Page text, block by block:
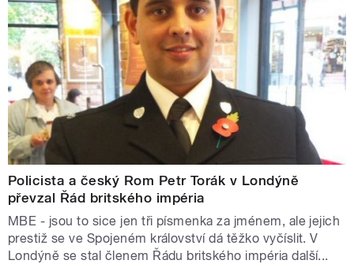
Policista a český Rom Petr Torák v Londýně
převzal Řád britského impéria
MBE - jsou to sice jen tři písmenka za jménem, ale jejich
prestiž se ve Spojeném království dá těžko vyčíslit. V
Londýně se stal členem Řádu britského impéria další...